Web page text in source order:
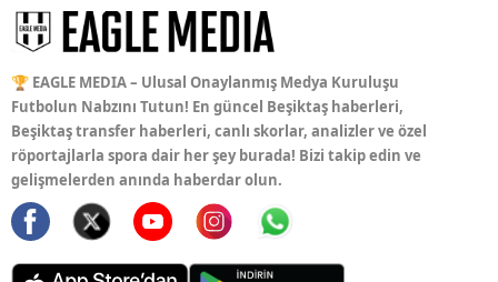
🏆 EAGLE MEDIA – Ulusal Onaylanmış Medya Kuruluşu
Futbolun Nabzını Tutun! En güncel Beşiktaş haberleri,
Beşiktaş transfer haberleri, canlı skorlar, analizler ve özel
röportajlarla spora dair her şey burada! Bizi takip edin ve
gelişmelerden anında haberdar olun.